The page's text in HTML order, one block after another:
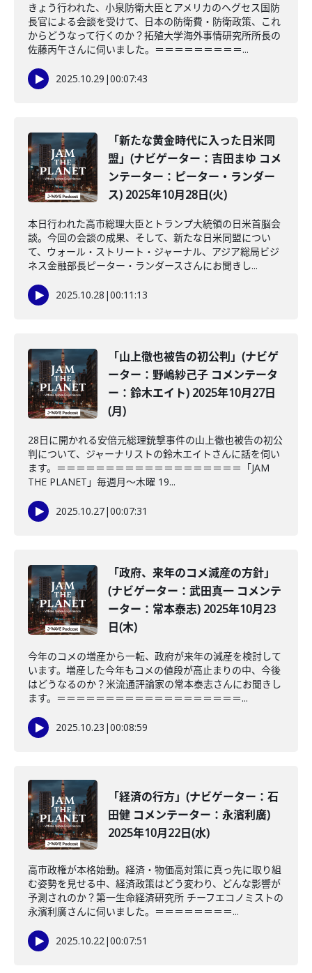
きょう行われた、小泉防衛大臣とアメリカのヘグセス国防
長官による会談を受けて、日本の防衛費・防衛政策、これ
からどうなって行くのか？拓殖大学海外事情研究所所長の
佐藤丙午さんに伺いました。＝＝＝＝＝＝＝＝＝...
2025.10.29 |00:07:43
「新たな黄金時代に入った日米同
盟」(ナビゲーター：吉田まゆ コメ
ンテーター：ピーター・ランダー
ス) 2025年10月28日(火)
本日行われた高市総理大臣とトランプ大統領の日米首脳会
談。今回の会談の成果、そして、新たな日米同盟につい
て、ウォール・ストリート・ジャーナル、アジア総局ビジ
ネス金融部長ピーター・ランダースさんにお聞きし...
2025.10.28 |00:11:13
「山上徹也被告の初公判」(ナビゲ
ーター：野嶋紗己子 コメンテータ
ー：鈴木エイト) 2025年10月27日
(月)
28日に開かれる安倍元総理銃撃事件の山上徹也被告の初公
判について、ジャーナリストの鈴木エイトさんに話を伺い
ます。＝＝＝＝＝＝＝＝＝＝＝＝＝＝＝＝＝＝＝「JAM
THE PLANET」毎週月～木曜 19...
2025.10.27|00:07:31
「政府、来年のコメ減産の方針」
(ナビゲーター：武田真一 コメンテ
ーター：常本泰志) 2025年10月23
日(木)
今年のコメの増産から一転、政府が来年の減産を検討して
います。増産した今年もコメの値段が高止まりの中、今後
はどうなるのか？米流通評論家の常本泰志さんにお聞きし
ます。＝＝＝＝＝＝＝＝＝＝＝＝＝＝＝＝＝＝＝...
2025.10.23 |00:08:59
「経済の行方」(ナビゲーター：石
田健 コメンテーター：永濱利廣)
2025年10月22日(水)
高市政権が本格始動。経済・物価高対策に真っ先に取り組
む姿勢を見せる中、経済政策はどう変わり、どんな影響が
予測されのか？第一生命経済研究所 チーフエコノミストの
永濱利廣さんに伺いました。＝＝＝＝＝＝＝＝...
2025.10.22|00:07:51